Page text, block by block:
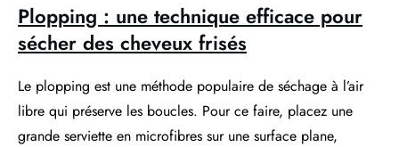
Plopping : une technique efficace pour
sécher des cheveux frisés
Le plopping est une méthode populaire de séchage à l’air
libre qui préserve les boucles. Pour ce faire, placez une
grande serviette en microfibres sur une surface plane,